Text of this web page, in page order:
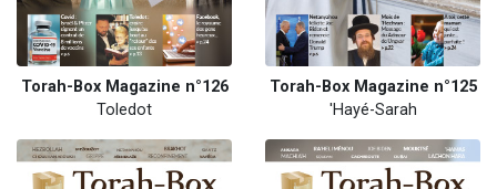
Torah-Box Magazine n°126
Toledot
Torah-Box Magazine n°125
'Hayé-Sarah